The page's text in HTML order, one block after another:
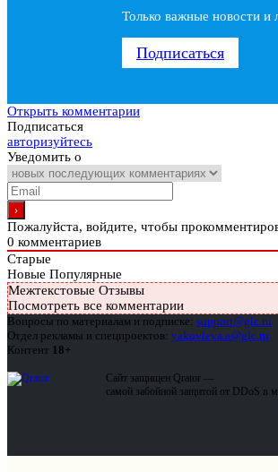
Только важные новости и
Подписаться
Открыть комментарии
Подписаться
авторизуйтесь
Уведомить о
Пожалуйста, войдите, чтобы
0 комментариев
Старые
Новые Популярные
Межтекстовые Отзывы
Посмотреть все комментарии
Вопросы по материалам и подписке: support@glc.ru
Отдел рекламы и спецпроектов: yakovleva.a@glc.ru
Контент 18+
Сайт защищен Qrator —
самой забойной защитой от DDoS в